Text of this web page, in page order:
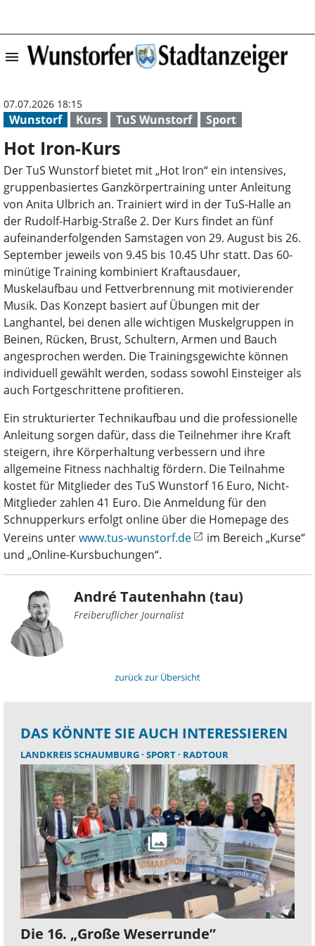
menu Hot Iron-Kurs |
Wunstorf Kurs TuS Wunstorf Sport
07.07.2026 18:15
Hot Iron-Kurs
Der TuS Wunstorf bietet mit „Hot Iron“ ein intensives,
gruppenbasiertes Ganzkörpertraining unter Anleitung
von Anita Ulbrich an. Trainiert wird in der TuS-Halle an
der Rudolf-Harbig-Straße 2. Der Kurs findet an fünf
aufeinanderfolgenden Samstagen von 29. August bis 26.
September jeweils von 9.45 bis 10.45 Uhr statt. Das 60-
minütige Training kombiniert Kraftausdauer,
Muskelaufbau und Fettverbrennung mit motivierender
Musik. Das Konzept basiert auf Übungen mit der
Langhantel, bei denen alle wichtigen Muskelgruppen in
Beinen, Rücken, Brust, Schultern, Armen und Bauch
angesprochen werden. Die Trainingsgewichte können
individuell gewählt werden, sodass sowohl Einsteiger als
auch Fortgeschrittene profitieren.
Ein strukturierter Technikaufbau und die professionelle
Anleitung sorgen dafür, dass die Teilnehmer ihre Kraft
steigern, ihre Körperhaltung verbessern und ihre
allgemeine Fitness nachhaltig fördern. Die Teilnahme
kostet für Mitglieder des TuS Wunstorf 16 Euro, Nicht-
Mitglieder zahlen 41 Euro. Die Anmeldung für den
Schnupperkurs erfolgt online über die Homepage des
Vereins unterwww.tus-wunstorf.de
im Bereich „Kurse“
und „Online-Kursbuchungen“.
André Tautenhahn (tau)
Freiberuflicher Journalist
zurück zur Übersicht
DAS KÖNNTE SIE AUCH INTERESSIEREN
LANDKREIS SCHAUMBURG SPORT RADTOUR
Die 16. „Große Weserrunde”